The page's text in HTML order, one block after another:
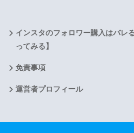
インスタのフォロワー購入はバレ
ってみる】
免責事項
運営者プロフィール